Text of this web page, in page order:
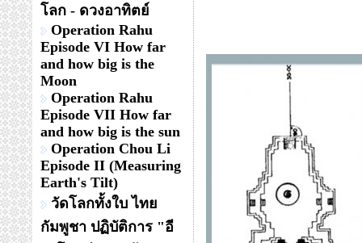
โลก - ดวงอาทิตย์
Operation Rahu
Episode VI How far
and how big is the
Moon
Operation Rahu
Episode VII How far
and how big is the sun
Operation Chou Li
Episode II (Measuring
Earth's Tilt)
วัดโลกทั้งใบ ไทย
กัมพูชา ปฏิบัติการ "อี